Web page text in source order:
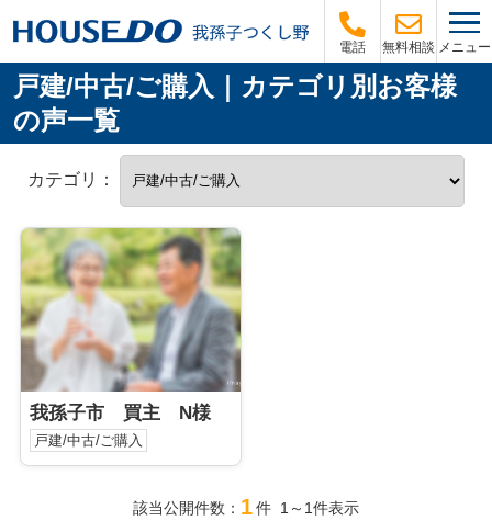
電話 無料相談 メニュー
戸建/中古/ご購入｜カテゴリ別お客様
の声一覧
カテゴリ：
我孫子市 買主 N様
戸建/中古/ご購入
該当公開件数： 1件 1～1件表示